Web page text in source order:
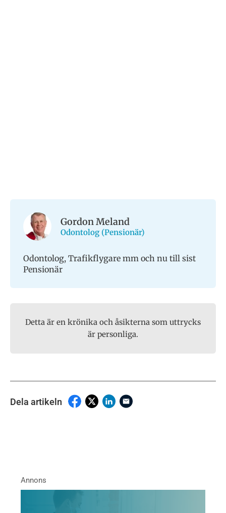
Gordon Meland
Odontolog (Pensionär)
Odontolog, Trafikflygare mm och nu till sist
Pensionär
Detta är en krönika och åsikterna som uttrycks
är personliga.
Dela artikeln